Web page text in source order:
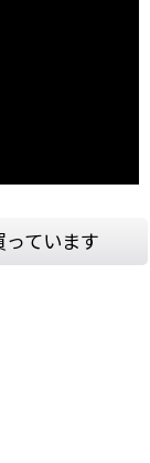
ています